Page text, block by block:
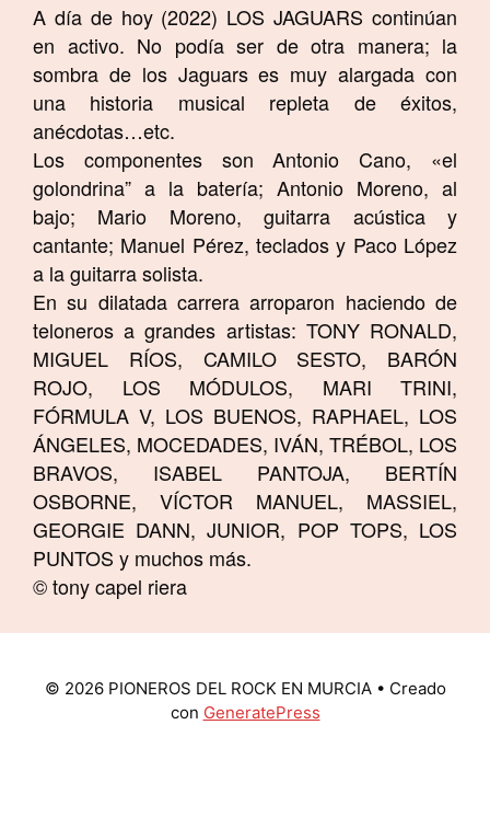
A día de hoy (2022) LOS JAGUARS continúan
en activo. No podía ser de otra manera; la
sombra de los Jaguars es muy alargada con
una historia musical repleta de éxitos,
anécdotas…etc.
Los componentes son Antonio Cano, «el
golondrina” a la batería; Antonio Moreno, al
bajo; Mario Moreno, guitarra acústica y
cantante; Manuel Pérez, teclados y Paco López
a la guitarra solista.
En su dilatada carrera arroparon haciendo de
teloneros a grandes artistas: TONY RONALD,
MIGUEL RÍOS, CAMILO SESTO, BARÓN
ROJO, LOS MÓDULOS, MARI TRINI,
FÓRMULA V, LOS BUENOS, RAPHAEL, LOS
ÁNGELES, MOCEDADES, IVÁN, TRÉBOL, LOS
BRAVOS, ISABEL PANTOJA, BERTÍN
OSBORNE, VÍCTOR MANUEL, MASSIEL,
GEORGIE DANN, JUNIOR, POP TOPS, LOS
PUNTOS y muchos más.
© tony capel riera
© 2026 PIONEROS DEL ROCK EN MURCIA• Creado
con GeneratePress